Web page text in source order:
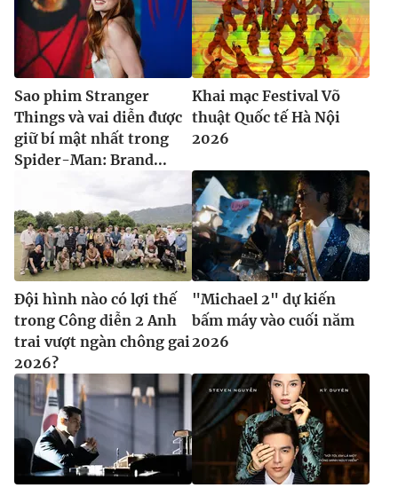
Ðiện thoại Thời báo VTV: 024.66 897 897
Email:toasoan@vtv.vn
Liên hệ quảng cáo:
024-7300.7108
® Cấm sao chép dưới mọi hình thức nếu không có sự chấp
thuận bằng văn bản. Ghi rõ nguồn VTV.vn khi phát hành lại
thông tin từ website này.
Sao phim Stranger
Things và vai diễn được
giữ bí mật nhất trong
Spider-Man: Brand...
Khai mạc Festival Võ
thuật Quốc tế Hà Nội
2026
Đội hình nào có lợi thế
trong Công diễn 2 Anh
trai vượt ngàn chông gai
2026?
"Michael 2" dự kiến
bấm máy vào cuối năm
2026